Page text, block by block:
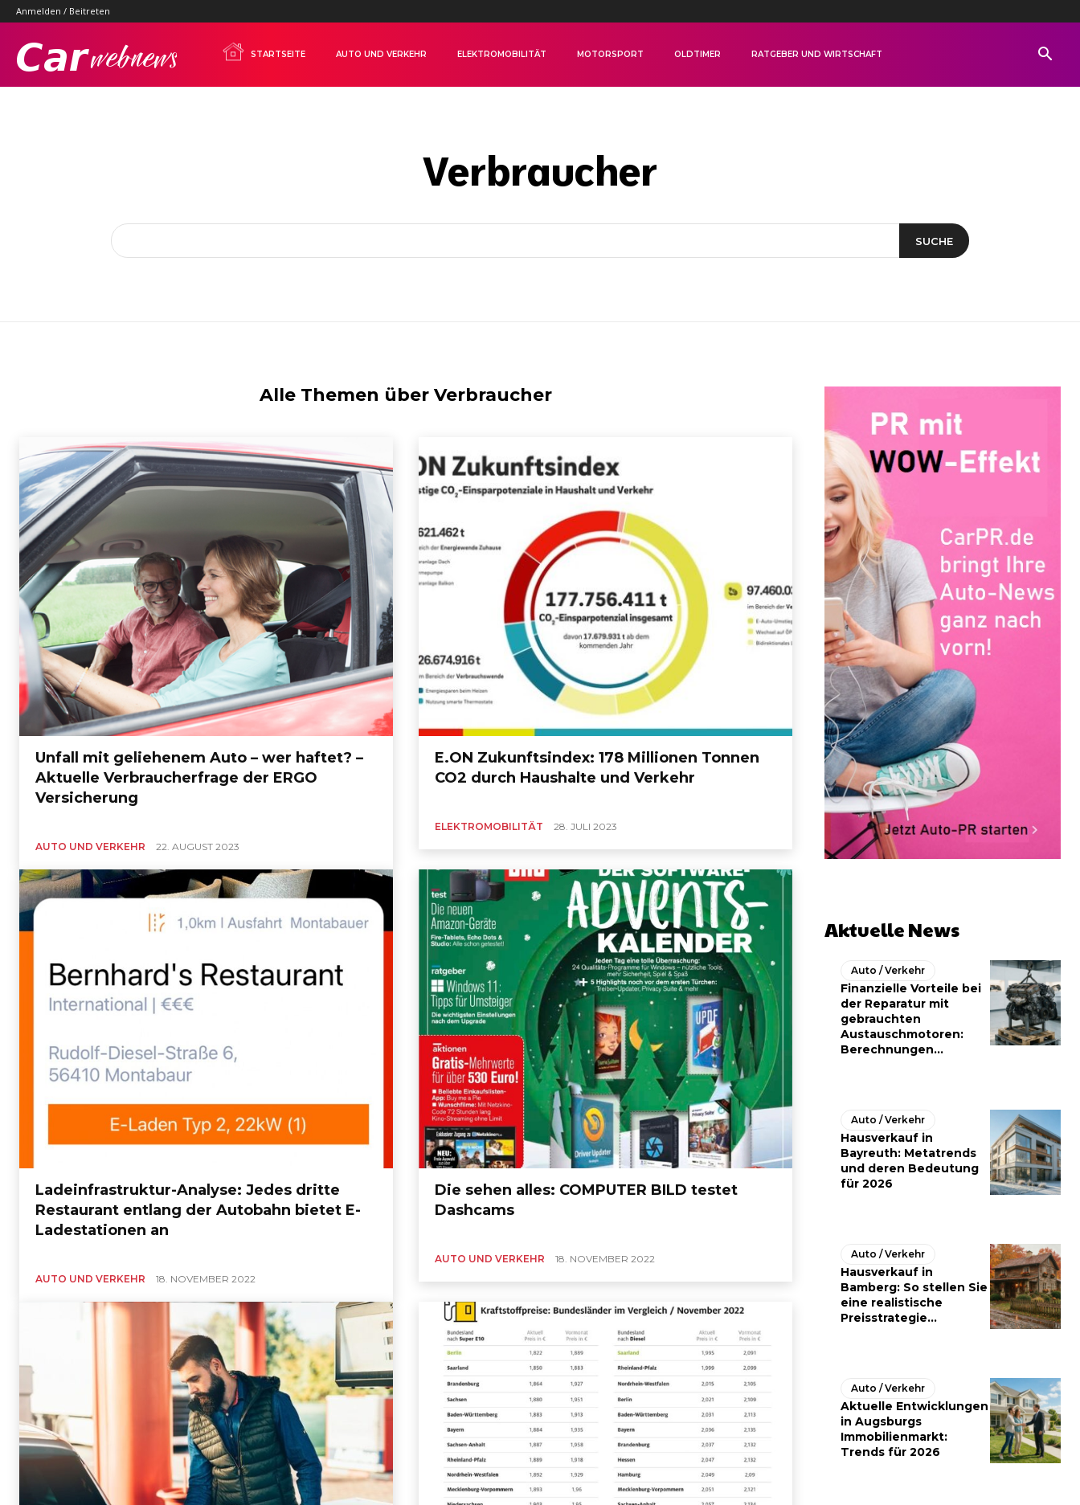
Anmelden / Beitreten
Carwebnews.comSTARTSEITE AUTO UND VERKEHR ELEKTROMOBILITÄT MOTORSPORT OLDTIMER RATGEBER UND WIRTSCHAFT
Verbraucher
SUCHE
Alle Themen über Verbraucher
Unfall mit geliehenem Auto – wer haftet? –
Aktuelle Verbraucherfrage der ERGO
Versicherung
AUTO UND VERKEHR 22. AUGUST 2023
E.ON Zukunftsindex: 178 Millionen Tonnen
CO2 durch Haushalte und Verkehr
ELEKTROMOBILITÄT 28. JULI 2023
Ladeinfrastruktur-Analyse: Jedes dritte
Restaurant entlang der Autobahn bietet E-
Ladestationen an
AUTO UND VERKEHR 18. NOVEMBER 2022
Die sehen alles: COMPUTER BILD testet
Dashcams
AUTO UND VERKEHR 18. NOVEMBER 2022
Aktuelle News
Auto / Verkehr
Finanzielle Vorteile bei
der Reparatur mit
gebrauchten
Austauschmotoren:
Berechnungen...
Auto / Verkehr
Hausverkauf in
Bayreuth: Metatrends
und deren Bedeutung
für 2026
Auto / Verkehr
Hausverkauf in
Bamberg: So stellen Sie
eine realistische
Preisstrategie...
Auto / Verkehr
Aktuelle Entwicklungen
in Augsburgs
Immobilienmarkt:
Trends für 2026